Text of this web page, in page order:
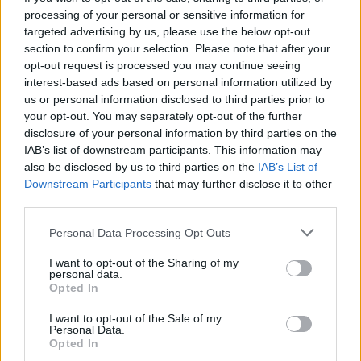
processing of your personal or sensitive information for
targeted advertising by us, please use the below opt-out
section to confirm your selection. Please note that after your
opt-out request is processed you may continue seeing
interest-based ads based on personal information utilized by
us or personal information disclosed to third parties prior to
your opt-out. You may separately opt-out of the further
disclosure of your personal information by third parties on the
IAB’s list of downstream participants. This information may
also be disclosed by us to third parties on the IAB’s List of
Downstream Participants that may further disclose it to other
Personal Data Processing Opt Outs
I want to opt-out of the Sharing of my
personal data.
Opted In
I want to opt-out of the Sale of my
Personal Data.
Opted In
Diskuse: 1
Úhyn raků a ryb v Horním
rybníce u Vranova, části obce
Ctětín na Chrudimsku, má na
svědomí nedostatek kyslíku ve
vodě. Způsobilo ho horké
počasí s minimem srážek. Podezření na otravu modrou skalicí se
nepotvrdilo, uvedla na dotaz ČTK ředitelka oblastního
inspektorátu České inspekce životního prostředí (ČIŽP) v Hradci
Králové Jana Štěpánková.
CzechGlobe bude s Povodím Moravy digitálně testovat
možná řešení potíží na Dyji
Diskuse: 2
ubýváním vody v Dyji budou
pomocí digitálního dvojčete
Akademie věd ČR (CzechGlobe) ve spolupráci se státním podnikem
Povodím Moravy. Problémy jsou nyní zejména v dolní části Dyje.
Na přelomu června a července pod nádrží Nové Mlýny uhynuly